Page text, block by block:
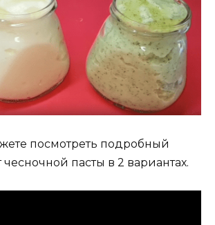
посмотреть подробный
пасты в 2 вариантах.